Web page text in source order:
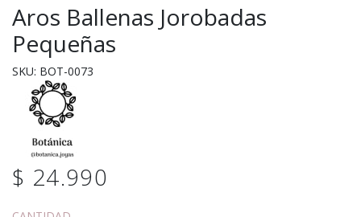
Aros Ballenas Jorobadas
Pequeñas
SKU: BOT-0073
$ 24.990